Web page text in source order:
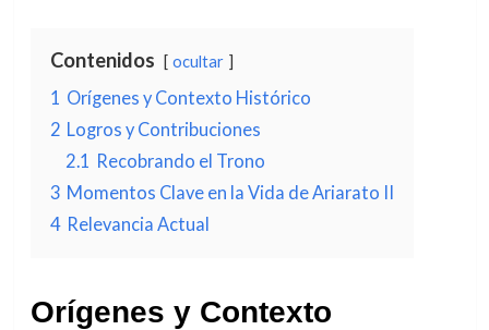
Contenidos ocultar
1 Orígenes y Contexto Histórico
2 Logros y Contribuciones
2.1 Recobrando el Trono
3 Momentos Clave en la Vida de Ariarato II
4 Relevancia Actual
Orígenes y Contexto